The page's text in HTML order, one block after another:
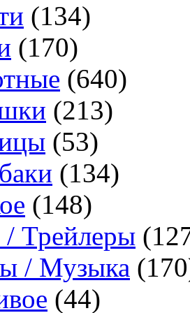
(134)
(170)
(640)
(213)
(53)
(134)
(148)
Трейлеры
/ Музыка
(44)